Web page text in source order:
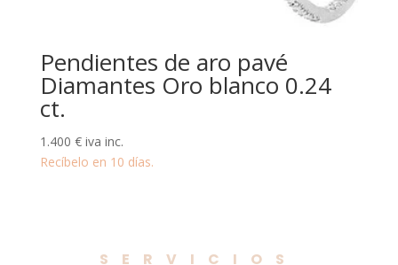
Pendientes de aro pavé
Diamantes Oro blanco 0.24
ct.
1.400 € iva inc.
Recíbelo en 10 días.
SERVICIOS